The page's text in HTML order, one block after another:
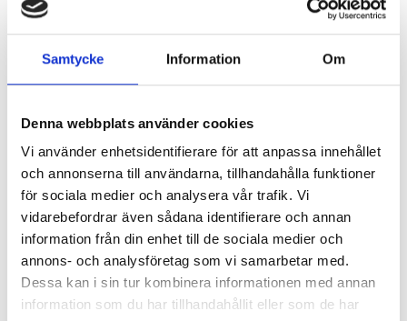
Samtycke Information Om
Denna webbplats använder cookies
Vi använder enhetsidentifierare för att anpassa innehållet
och annonserna till användarna, tillhandahålla funktioner
för sociala medier och analysera vår trafik. Vi
vidarebefordrar även sådana identifierare och annan
information från din enhet till de sociala medier och
annons- och analysföretag som vi samarbetar med.
Dessa kan i sin tur kombinera informationen med annan
information som du har tillhandahållit eller som de har
Namn
Ämne
Meddelande